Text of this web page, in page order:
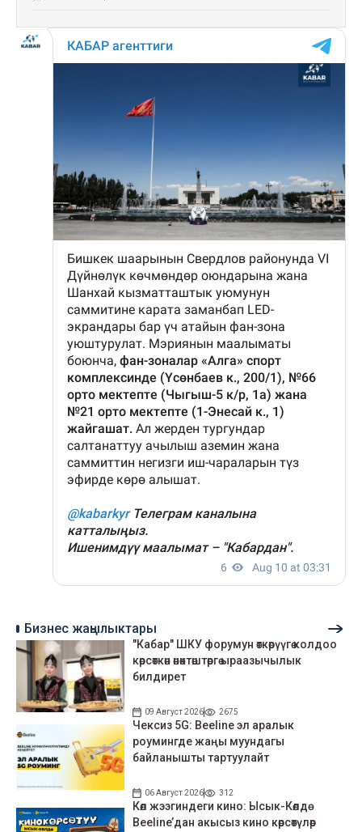
Бизнес жаңылыктары
"Кабар" ШКУ форумун өткөрүүгө колдоо
көрсөткөн өнөктөштөргө ыраазычылык
билдирет
09 Август 2026 2675
Чексиз 5G: Beeline эл аралык
роумингде жаңы муундагы
байланышты тартуулайт
06 Август 2026 312
Көл жээгиндеги кино: Ысык-Көлдө
Beeline’дан акысыз кино көрсөтүлөр